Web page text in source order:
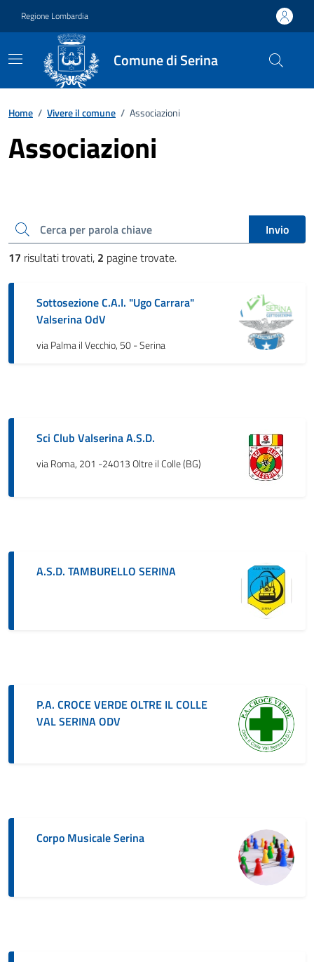
Regione Lombardia
Comune di Serina
Home / Vivere il comune / Associazioni
Associazioni
Cerca una parola chiave
Invio
17 risultati trovati, 2 pagine trovate.
Sottosezione C.A.I. "Ugo Carrara"
Valserina OdV
via Palma il Vecchio, 50 - Serina
Sci Club Valserina A.S.D.
via Roma, 201 -24013 Oltre il Colle (BG)
A.S.D. TAMBURELLO SERINA
P.A. CROCE VERDE OLTRE IL COLLE
VAL SERINA ODV
Corpo Musicale Serina